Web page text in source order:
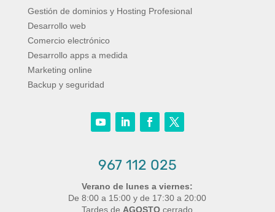
Gestión de dominios y Hosting Profesional
Desarrollo web
Comercio electrónico
Desarrollo apps a medida
Marketing online
Backup y seguridad
967 112 025
Verano de lunes a viernes:
De 8:00 a 15:00 y de 17:30 a 20:00
Tardes de AGOSTO cerrado